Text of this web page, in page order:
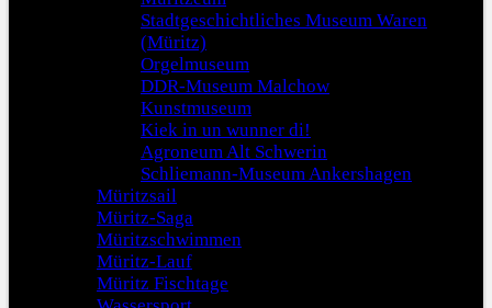
Stadtgeschichtliches Museum Waren
(Müritz)
Orgelmuseum
DDR-Museum Malchow
Kunstmuseum
Kiek in un wunner di!
Agroneum Alt Schwerin
Schliemann-Museum Ankershagen
Müritzsail
Müritz-Saga
Müritzschwimmen
Müritz-Lauf
Müritz Fischtage